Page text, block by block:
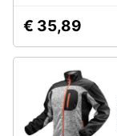
Collane
€ 35,89